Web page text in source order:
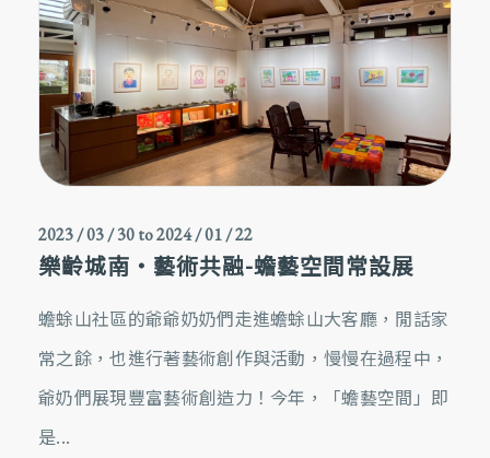
2023 / 03 / 30to2024 / 01 / 22
樂齡城南・藝術共融-蟾藝空間常設展 󠀠󠀠
蟾蜍山社區的爺爺奶奶們走進蟾蜍山大客廳，閒話家
常之餘，也進行著藝術創作與活動，慢慢在過程中，
爺奶們展現豐富藝術創造力！今年，「蟾藝空間」即
是...